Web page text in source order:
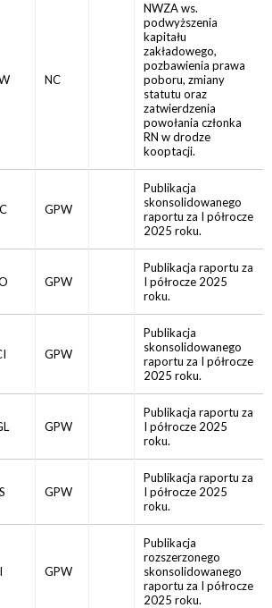
NC
NWZA ws.
podwyższenia
kapitału
zakładowego,
pozbawienia prawa
poboru, zmiany
statutu oraz
zatwierdzenia
powołania członka
RN w drodze
kooptacji.
GPW
Publikacja
skonsolidowanego
raportu za I półrocze
2025 roku.
GPW
Publikacja raportu za
I półrocze 2025
roku.
GPW
Publikacja
skonsolidowanego
raportu za I półrocze
2025 roku.
GPW
Publikacja raportu za
I półrocze 2025
roku.
GPW
Publikacja raportu za
I półrocze 2025
roku.
GPW
Publikacja
rozszerzonego
skonsolidowanego
raportu za I półrocze
2025 roku.